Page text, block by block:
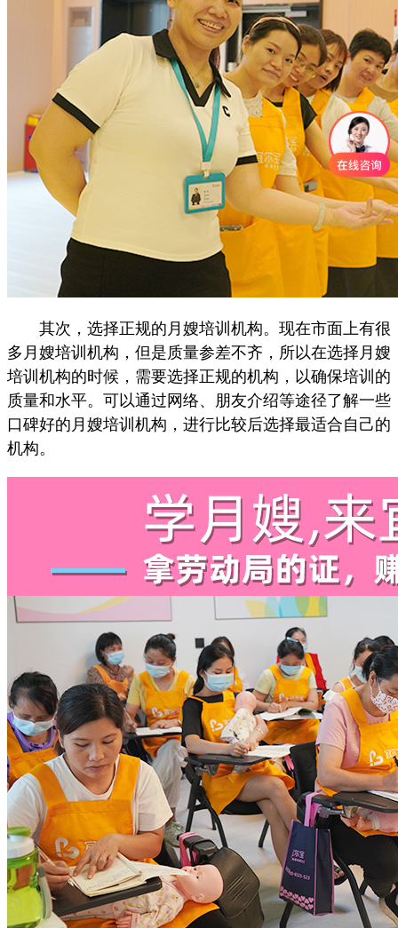
其次，选择正规的月嫂培训机构。现在市面上有很
多月嫂培训机构，但是质量参差不齐，所以在选择月嫂
培训机构的时候，需要选择正规的机构，以确保培训的
质量和水平。可以通过网络、朋友介绍等途径了解一些
口碑好的月嫂培训机构，进行比较后选择最适合自己的
机构。